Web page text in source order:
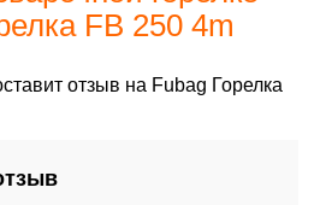
FB 250 4m
отзыв на Fubag Горелка